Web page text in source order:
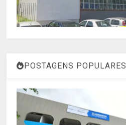
POSTAGENS POPULARES